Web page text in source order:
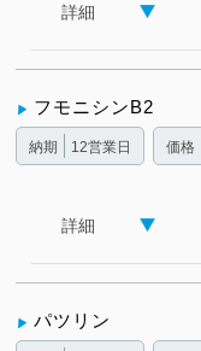
詳細
フモニシンB2
納期 12営業日 価格
詳細
パツリン